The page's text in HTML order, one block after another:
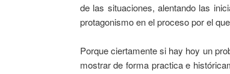
de las situaciones, alentando las
protagonismo en el proceso por el
Porque ciertamente si hay hoy un
mostrar de forma practica e